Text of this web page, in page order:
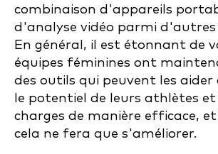
combinaison d'appareils
d'analyse vidéo parmi d'autres
En général, il est étonnant de
équipes féminines ont
des outils qui peuvent les aider
le potentiel de leurs athlètes
charges de manière efficace, et
cela ne fera que s'améliorer.